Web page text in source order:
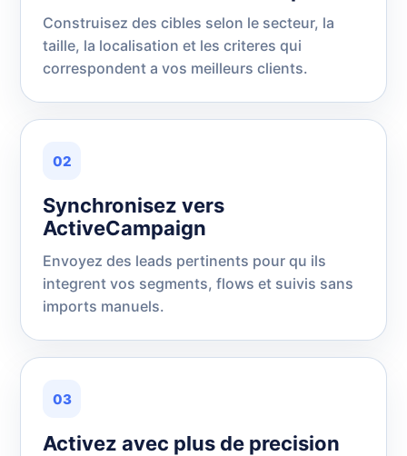
Construisez des cibles selon le secteur, la
taille, la localisation et les criteres qui
correspondent a vos meilleurs clients.
02
Synchronisez vers
ActiveCampaign
Envoyez des leads pertinents pour qu ils
integrent vos segments, flows et suivis sans
imports manuels.
03
Activez avec plus de precision